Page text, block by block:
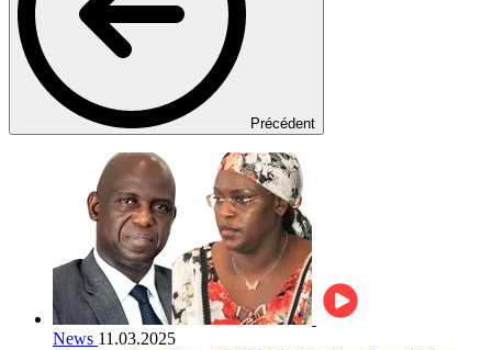
Précédent
News 11.03.2025